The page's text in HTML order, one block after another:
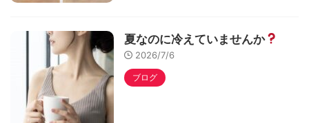
夏なのに冷えていませんか
2026/7/6
ブログ